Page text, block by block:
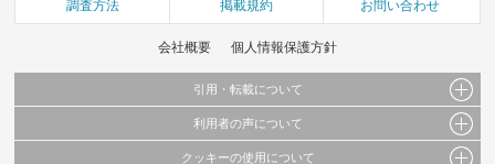
調査方法 掲載規約 お問い合わせ
会社概要 個人情報保護方針
引用・転載について
当サイトで公開されている情報（文字、写真、イラスト、画像データ等）及びこれらの配
利用者の声について
当サイトに掲載している内容はすべてサービスの利用者が提出された見解・感想です。
クッキーの使用について